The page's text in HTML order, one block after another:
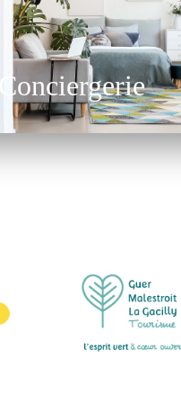
Conciergerie
détails pour que vous
avantages de votre
En savoir plus